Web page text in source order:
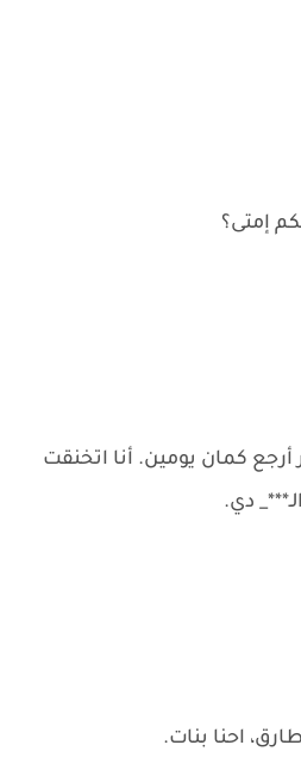
إمتى؟
كمان يومين. أنا اتخنقت
دي.
احنا بنات.